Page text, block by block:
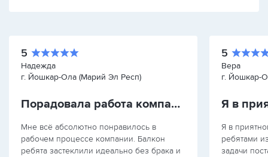
5
Надежда
г. Йошкар-Ола (Марий Эл Респ)
Порадовала работа компании
Мне всё абсолютно понравилось в
рабочем процессе компании. Балкон
ребята застеклили идеально без брака и
5
Вера
г. Йошкар-
Я в
Я в
ребятами
задачи